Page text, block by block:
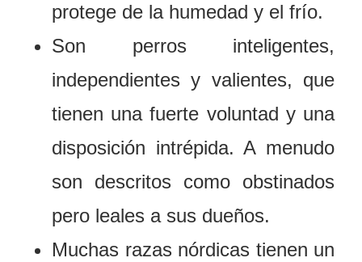
protege de la humedad y el frío.
Son perros inteligentes,
independientes y valientes, que
tienen una fuerte voluntad y una
disposición intrépida. A menudo
son descritos como obstinados
pero leales a sus dueños.
Muchas razas nórdicas tienen un